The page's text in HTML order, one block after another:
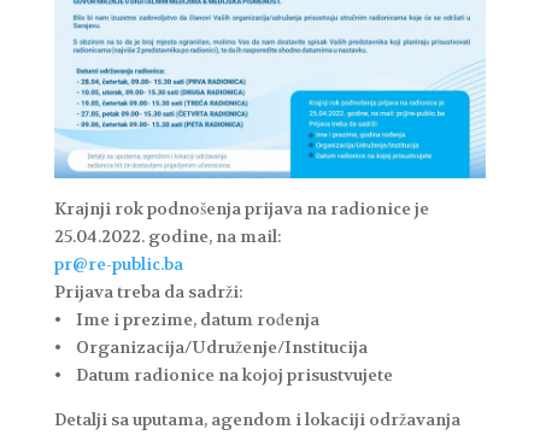
Krajnji rok podnošenja prijava na radionice je
25.04.2022. godine, na mail:
pr@re-public.ba
Prijava treba da sadrži:
• Ime i prezime, datum rođenja
• Organizacija/Udruženje/Institucija
• Datum radionice na kojoj prisustvujete
Detalji sa uputama, agendom i lokaciji održavanja